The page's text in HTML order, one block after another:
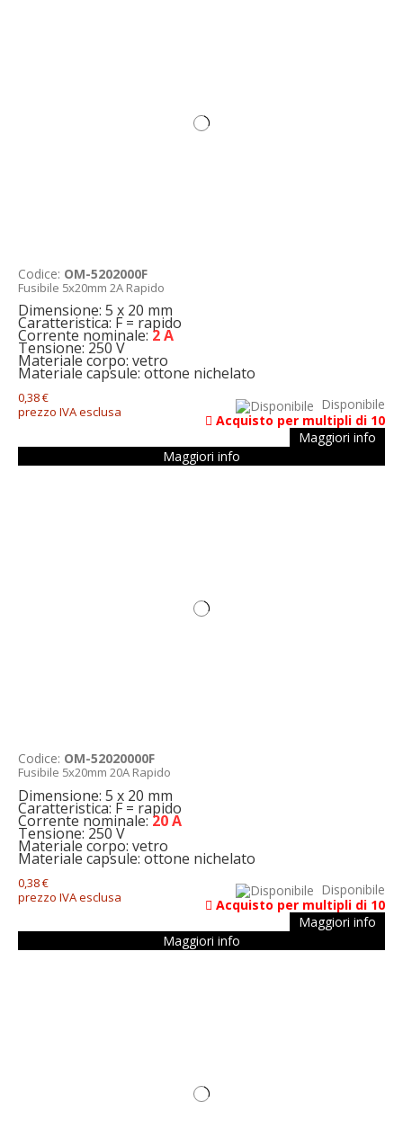
Codice: OM-5202000F
Fusibile 5x20mm 2A Rapido
Dimensione: 5 x 20 mm
Caratteristica: F = rapido
Corrente nominale: 2 A
Tensione: 250 V
Materiale corpo: vetro
Materiale capsule: ottone nichelato
0,38 €
prezzo IVA esclusa
Disponibile
Acquisto per multipli di 10
Maggiori info
Maggiori info
Codice: OM-52020000F
Fusibile 5x20mm 20A Rapido
Dimensione: 5 x 20 mm
Caratteristica: F = rapido
Corrente nominale:20 A
Tensione: 250 V
Materiale corpo: vetro
Materiale capsule: ottone nichelato
0,38 €
prezzo IVA esclusa
Disponibile
Acquisto per multipli di 10
Maggiori info
Maggiori info